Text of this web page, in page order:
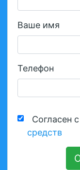
Ваше имя
Телефон
Согласен с
средств